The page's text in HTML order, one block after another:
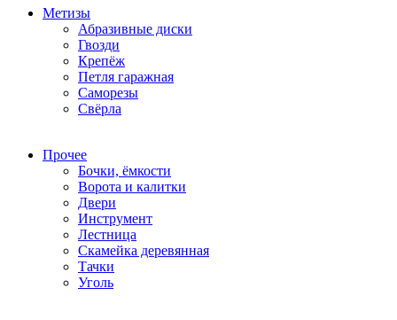
Метизы
Абразивные диски
Гвозди
Крепёж
Петля гаражная
Саморезы
Свёрла
Прочее
Бочки, ёмкости
Ворота и калитки
Двери
Инструмент
Лестница
Скамейка деревянная
Тачки
Уголь